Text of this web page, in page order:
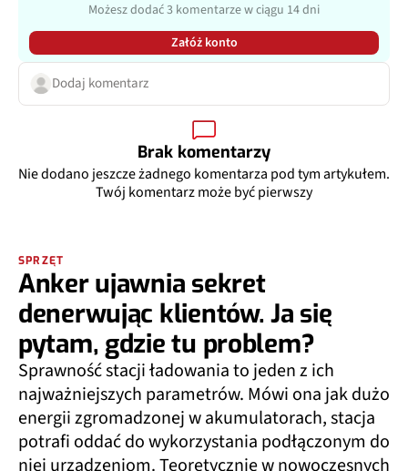
Możesz dodać 3 komentarze w ciągu 14 dni
Załóż konto
Dodaj komentarz
Brak komentarzy
Nie dodano jeszcze żadnego komentarza pod tym artykułem.
Twój komentarz może być pierwszy
SPRZĘT
Anker ujawnia sekret
denerwując klientów. Ja się
pytam, gdzie tu problem?
Sprawność stacji ładowania to jeden z ich
najważniejszych parametrów. Mówi ona jak dużo
energii zgromadzonej w akumulatorach, stacja
potrafi oddać do wykorzystania podłączonym do
niej urządzeniom. Teoretycznie w nowoczesnych